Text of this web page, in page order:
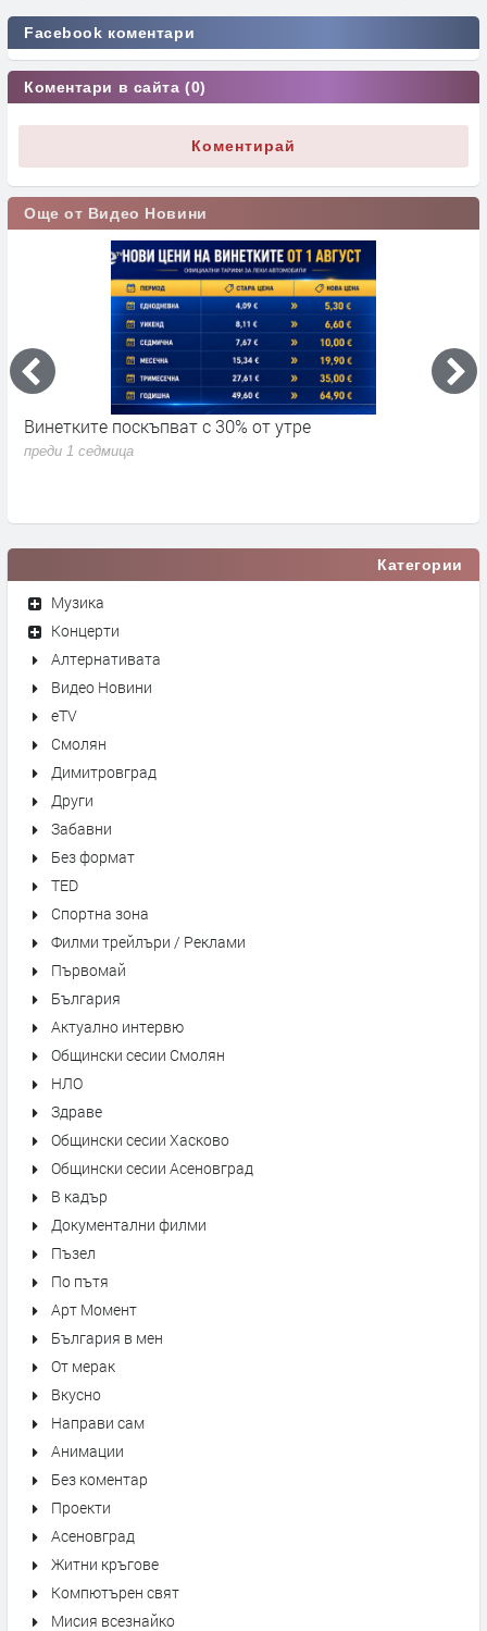
Facebook коментари
Коментари в сайта (0)
Коментирай
Още от Видео Новини
Винетките поскъпват с 30% от утре
преди 1 седмица
Категории
Музика
Концерти
Алтернативата
Видео Новини
eTV
Смолян
Димитровград
Други
Забавни
Без формат
TED
Спортна зона
Филми трейлъри / Реклами
Първомай
България
Актуално интервю
Общински сесии Смолян
НЛО
Здраве
Общински сесии Хасково
Общински сесии Асеновград
В кадър
Документални филми
Пъзел
По пътя
Арт Момент
България в мен
От мерак
Вкусно
Направи сам
Анимации
Без коментар
Проекти
Асеновград
Житни кръгове
Компютърен свят
Мисия всезнайко